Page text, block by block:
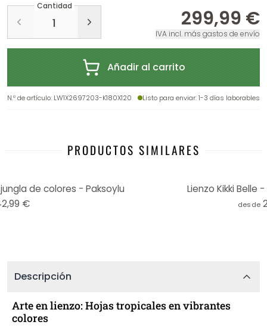
Cantidad
299,99 €
IVA incl. más gastos de envío
Añadir al carrito
N.º de artículo: LW1X2697203-K180X120 Listo para enviar: 1-3 días laborables
PRODUCTOS SIMILARES
de colores - Paksoylu
€
Lienzo Kikki Belle
desde
Descripción
Arte en lienzo: Hojas tropicales en vibrantes
colores